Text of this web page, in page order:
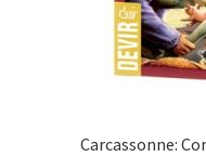
Carcassonne: